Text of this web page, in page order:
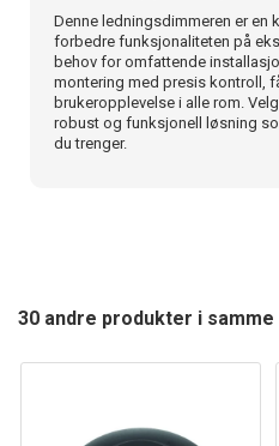
Denne ledningsdimmeren er en
forbedre funksjonaliteten på
behov for omfattende
montering med presis kontroll,
brukeropplevelse i alle rom.
robust og funksjonell løsning
du trenger.
30 andre produkter i